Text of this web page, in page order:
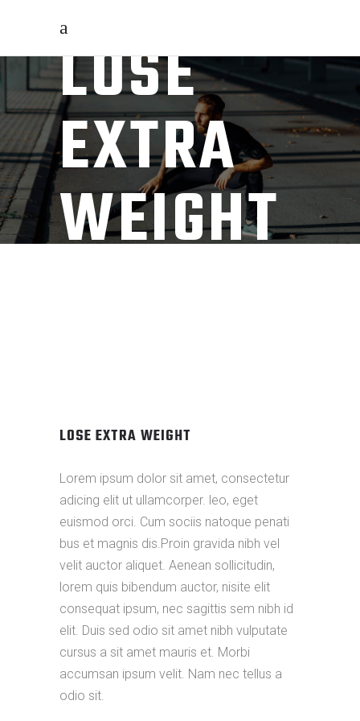
LOSE
EXTRA
WEIGHT
LOSE EXTRA WEIGHT
Lorem ipsum dolor sit amet, consectetur
adicing elit ut ullamcorper. leo, eget
euismod orci. Cum sociis natoque penati
bus et magnis dis.Proin gravida nibh vel
velit auctor aliquet. Aenean sollicitudin,
lorem quis bibendum auctor, nisite elit
consequat ipsum, nec sagittis sem nibh id
elit. Duis sed odio sit amet nibh vulputate
cursus a sit amet mauris et. Morbi
accumsan ipsum velit. Nam nec tellus a
odio sit.